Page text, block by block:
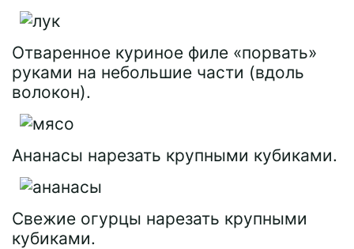
Отваренное куриное филе «порвать»
руками на небольшие части (вдоль
волокон).
Ананасы нарезать крупными кубиками.
Свежие огурцы нарезать крупными
кубиками.